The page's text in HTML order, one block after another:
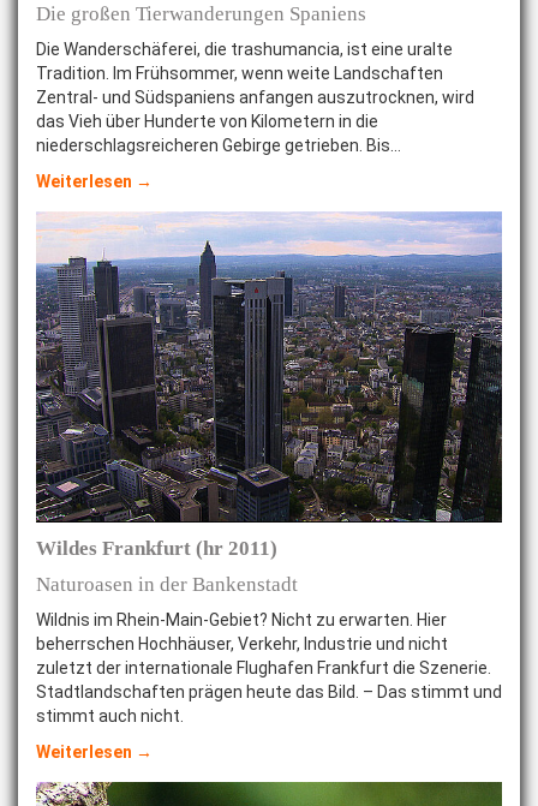
Die großen Tierwanderungen Spaniens
Die Wanderschäferei, die trashumancia, ist eine uralte
Tradition. Im Frühsommer, wenn weite Landschaften
Zentral- und Südspaniens anfangen auszutrocknen, wird
das Vieh über Hunderte von Kilometern in die
niederschlagsreicheren Gebirge getrieben. Bis…
Weiterlesen →
Wildes Frankfurt (hr 2011)
Naturoasen in der Bankenstadt
Wildnis im Rhein-Main-Gebiet? Nicht zu erwarten. Hier
beherrschen Hochhäuser, Verkehr, Industrie und nicht
zuletzt der internationale Flughafen Frankfurt die Szenerie.
Stadtlandschaften prägen heute das Bild. – Das stimmt und
stimmt auch nicht.
Weiterlesen →